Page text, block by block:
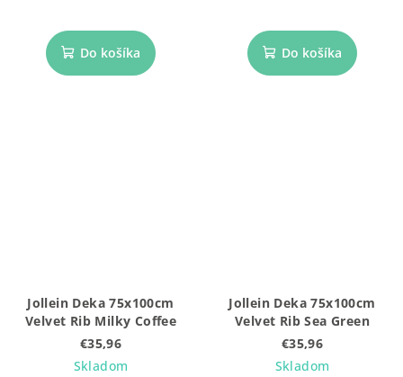
Do košíka Do košíka
Jollein Deka 75x100cm
Velvet Rib Milky Coffee
€35,96
Skladom
Jollein Deka 75x100cm
Velvet Rib Sea Green
€35,96
Skladom